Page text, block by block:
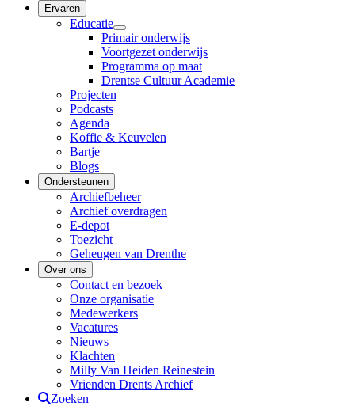
Ervaren
Educatie
Primair onderwijs
Voortgezet onderwijs
Programma op maat
Drentse Cultuur Academie
Projecten
Podcasts
Agenda
Koffie & Keuvelen
Bartje
Blogs
Ondersteunen
Archiefbeheer
Archief overdragen
E-depot
Toezicht
Geheugen van Drenthe
Over ons
Contact en bezoek
Onze organisatie
Medewerkers
Vacatures
Nieuws
Klachten
Milly Van Heiden Reinestein
Vrienden Drents Archief
Zoeken